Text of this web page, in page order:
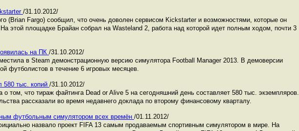
/31.10.2012/
(Brian Fargo) сообщил, что очень доволен сервисом Kickstarter и возможностями, которые он
На этой площадке Брайан собрал на Wasteland 2, работа над которой идет полным ходом, почти 3
на ПК /31.10.2012/
в Steam демонстрационную версию симулятора Football Manager 2013. В демоверсии
футболистов в течение 6 игровых месяцев.
580 тыс. копий /31.10.2012/
том, что тираж файтинга Dead or Alive 5 на сегодняшний день составляет 580 тыс. экземпляров.
рассказали во время недавнего доклада по второму финансовому кварталу.
футбольным симулятором всех времён /01.11.2012/
назвало проект FIFA 13 самым продаваемым спортивным симулятором в мире. На